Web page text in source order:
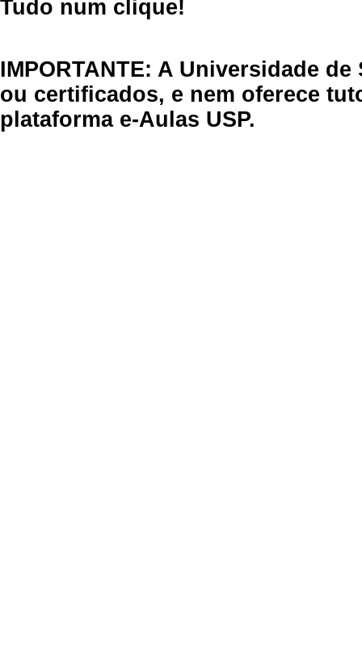
Tudo num clique!
IMPORTANTE: A Universidade
ou certificados, e nem oferece
plataforma e-Aulas USP.